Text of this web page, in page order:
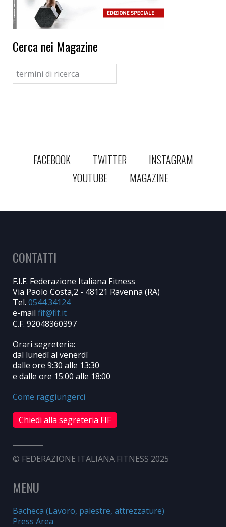
Cerca nei Magazine
FACEBOOK TWITTER
INSTAGRAM
YOUTUBE
MAGAZINE
CONTATTI
F.I.F. Federazione Italiana Fitness
Via Paolo Costa,2 - 48121 Ravenna (RA)
Tel. 0544.34124
e-mail
C.F. 92048360397
Orari segreteria:
dal lunedì al venerdì
dalle ore 9:30 alle 13:30
e dalle ore 15:00 alle 18:00
Come raggiungerci
Chiedi alla segreteria FIF
© FEDERAZIONE ITALIANA FITNESS 2025
MENU
Bacheca (Lavoro, palestre, attrezzature)
Press Area